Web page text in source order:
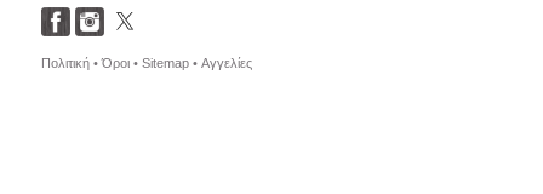
Πολιτική •Όροι • Sitemap • Αγγελίες